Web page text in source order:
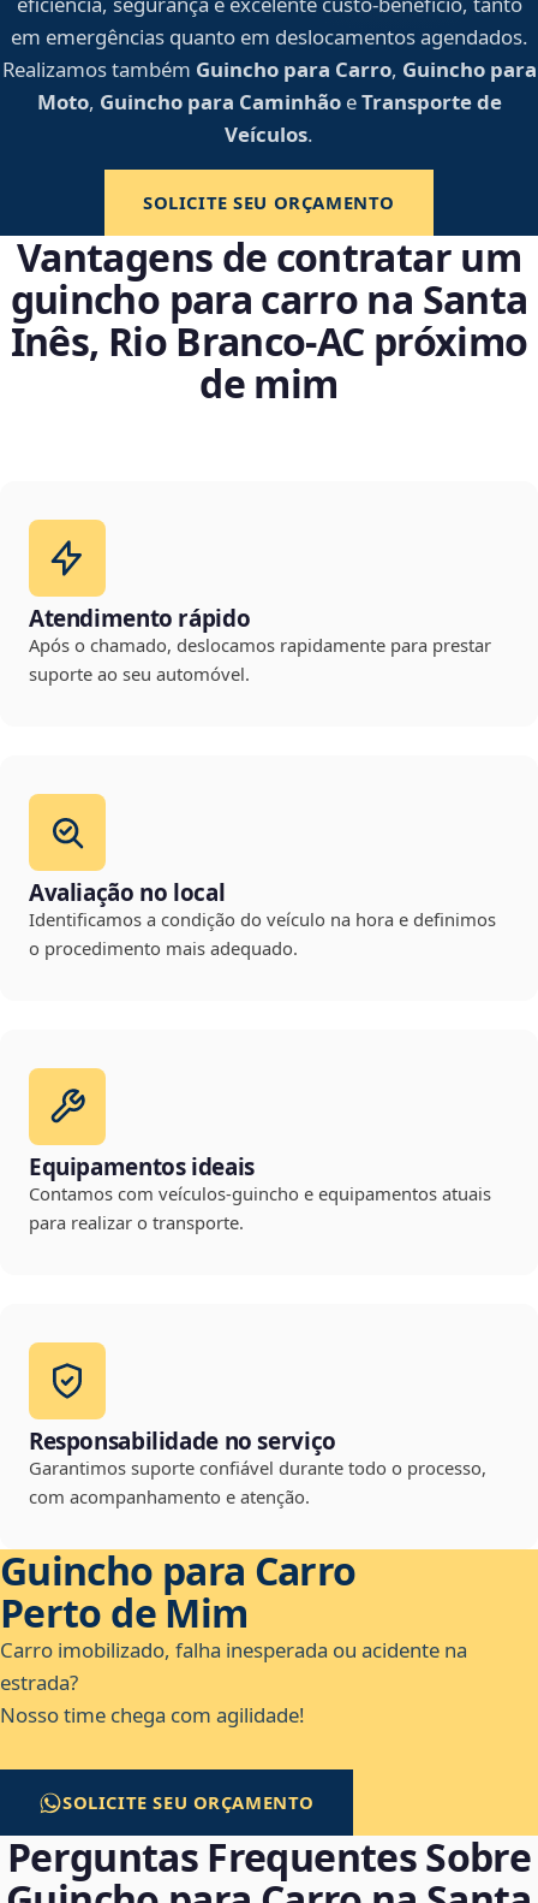
em emergências quanto em deslocamentos agendados.
Realizamos também Guincho para Carro, Guincho para
Moto, Guincho para CaminhãoeTransporte de
Veículos.
SOLICITE SEU ORÇAMENTO
Vantagens de contratar um
guincho para carro na Santa
Inês, Rio Branco‑AC próximo
de mim
Atendimento rápido
Após o chamado, deslocamos rapidamente para prestar
suporte ao seu automóvel.
Avaliação no local
Identificamos a condição do veículo na hora e definimos
o procedimento mais adequado.
Equipamentos ideais
Contamos com veículos-guincho e equipamentos atuais
para realizar o transporte.
Responsabilidade no serviço
Garantimos suporte confiável durante todo o processo,
com acompanhamento e atenção.
Guincho para Carro
Perto de Mim
Carro imobilizado, falha inesperada ou acidente na
estrada?
Nosso time chega com agilidade!
SOLICITE SEU ORÇAMENTO
Perguntas Frequentes Sobre